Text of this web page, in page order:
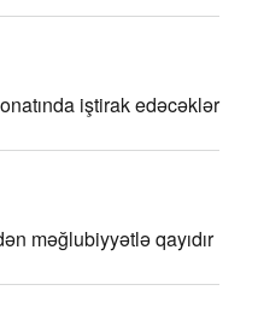
iştirak edəcəklər
məğlubiyyətlə qayıdır